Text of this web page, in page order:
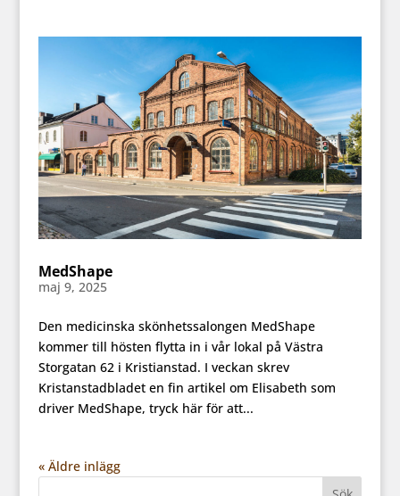
MedShape
maj 9, 2025
Den medicinska skönhetssalongen MedShape
kommer till hösten flytta in i vår lokal på Västra
Storgatan 62 i Kristianstad. I veckan skrev
Kristanstadbladet en fin artikel om Elisabeth som
driver MedShape, tryck här för att...
« Äldre inlägg